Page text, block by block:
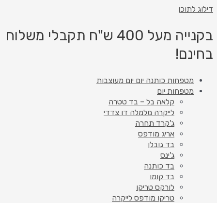
דילוג לתוכן
בקנייה מעל 400 ש"ח תקבלי משלוח
בחינם!
מטפחות כותנה יום יום מעוצבות
מטפחות יום
קלאה בל – בד טטרה
לייקרה מלמלה דו צדדי
ג'קרד תחרה
אריג מודפס
בד גובלן
ג'ינס
בד כותנה
בד קומו
לורקס טריקו
טריקו מודפס לייקרה